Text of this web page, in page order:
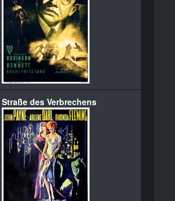
Straße des Verbrechens